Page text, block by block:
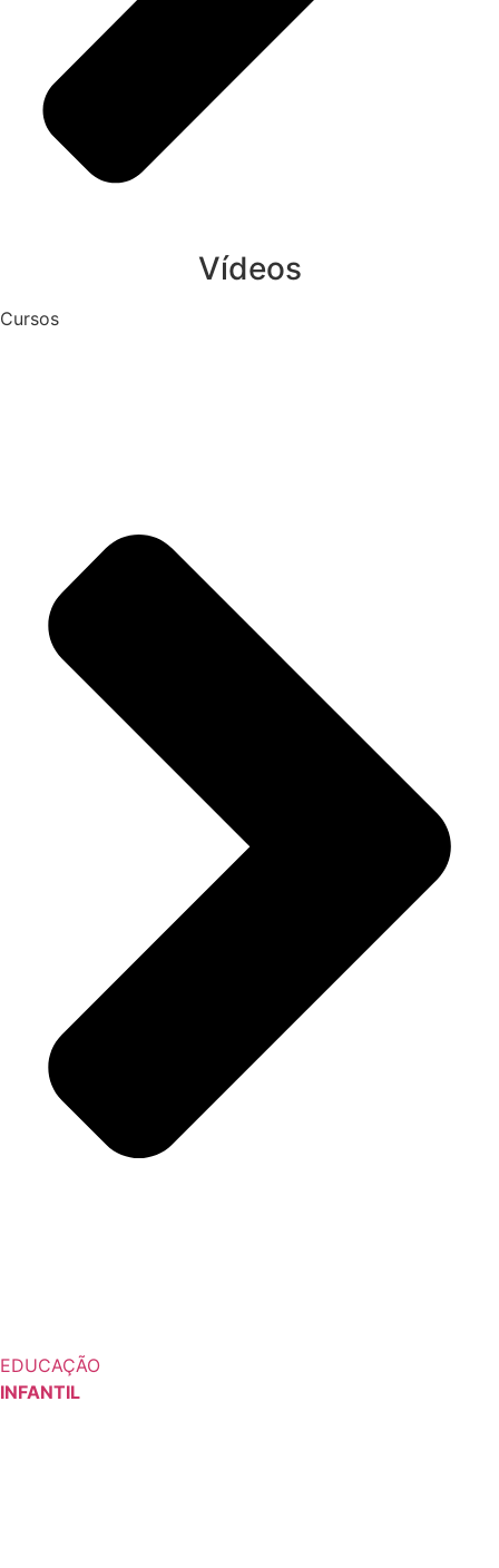
Vídeos
Cursos
EDUCAÇÃO
INFANTIL